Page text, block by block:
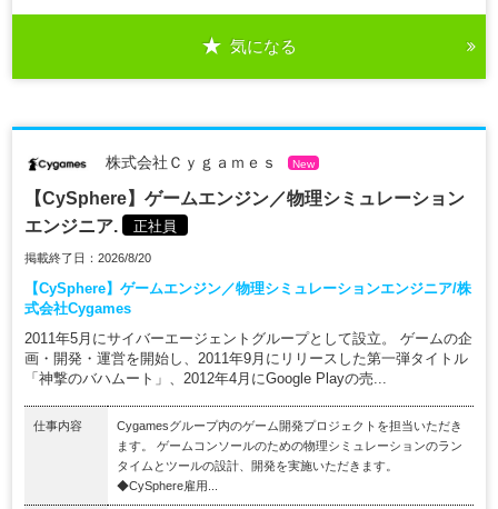
気になる
株式会社Ｃｙｇａｍｅｓ New
【CySphere】ゲームエンジン／物理シミュレーション
エンジニア.
正社員
掲載終了日：2026/8/20
【CySphere】ゲームエンジン／物理シミュレーションエンジニア/株
式会社Cygames
2011年5月にサイバーエージェントグループとして設立。 ゲームの企
画・開発・運営を開始し、2011年9月にリリースした第一弾タイトル
「神撃のバハムート」、2012年4月にGoogle Playの売...
仕事内容
Cygamesグループ内のゲーム開発プロジェクトを担当いただき
ます。 ゲームコンソールのための物理シミュレーションのラン
タイムとツールの設計、開発を実施いただきます。
◆CySphere雇用...